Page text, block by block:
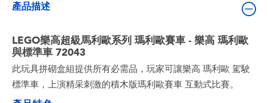
產品描述
LEGO樂高超級馬利歐系列 瑪利歐賽車 - 樂高 瑪利歐
與標準車 72043
此玩具拼砌盒組提供所有必需品，玩家可讓樂高 瑪利歐 駕駛
標準車，上演精采刺激的積木版瑪利歐賽車 互動式比賽。